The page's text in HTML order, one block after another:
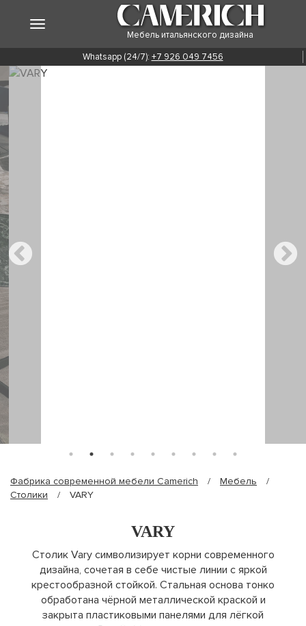
Мебель итальянского дизайна
Whatsapp (24/7): +7 926 049 7456
Фабрика современной мебели Camerich / Мебель
/
Столики
/ VARY
VARY
Столик Vary символизирует корни современного
дизайна, сочетая в себе чистые линии с яркой
крестообразной стойкой. Стальная основа тонко
обработана чёрной металлической краской и
закрыта пластиковыми панелями для лёгкой